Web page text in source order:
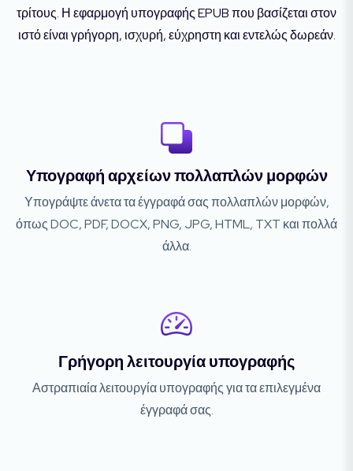
τρίτους. Η εφαρμογή υπογραφής EPUB που βασίζεται στον
ιστό είναι γρήγορη, ισχυρή, εύχρηστη και εντελώς δωρεάν.
Υπογραφή αρχείων πολλαπλών μορφών
Υπογράψτε άνετα τα έγγραφά σας πολλαπλών μορφών,
όπως DOC, PDF, DOCX, PNG, JPG, HTML, TXT και πολλά
άλλα.
Γρήγορη λειτουργία υπογραφής
Αστραπιαία λειτουργία υπογραφής για τα επιλεγμένα
έγγραφά σας.